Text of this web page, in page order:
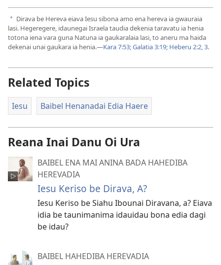
a Dirava be Hereva eiava Iesu sibona amo ena hereva ia gwauraia
lasi. Hegeregere, idaunegai Israela taudia dekenia taravatu ia henia
totona iena vara guna Natuna ia gaukaralaia lasi, to aneru ma haida
dekenai unai gaukara ia henia.​—Kara 7:53;Galatia 3:19; Heberu 2:2, 3.
Related Topics
Iesu Baibel Henanadai Edia Haere
Reana Inai Danu Oi Ura
BAIBEL ENA MAI ANINA BADA HAHEDIBA
HEREVADIA
Iesu Keriso be Dirava, A?
Iesu Keriso be Siahu Ibounai Diravana, a? Eiava
idia be taunimanima idauidau bona edia dagi
be idau?
BAIBEL HAHEDIBA HEREVADIA